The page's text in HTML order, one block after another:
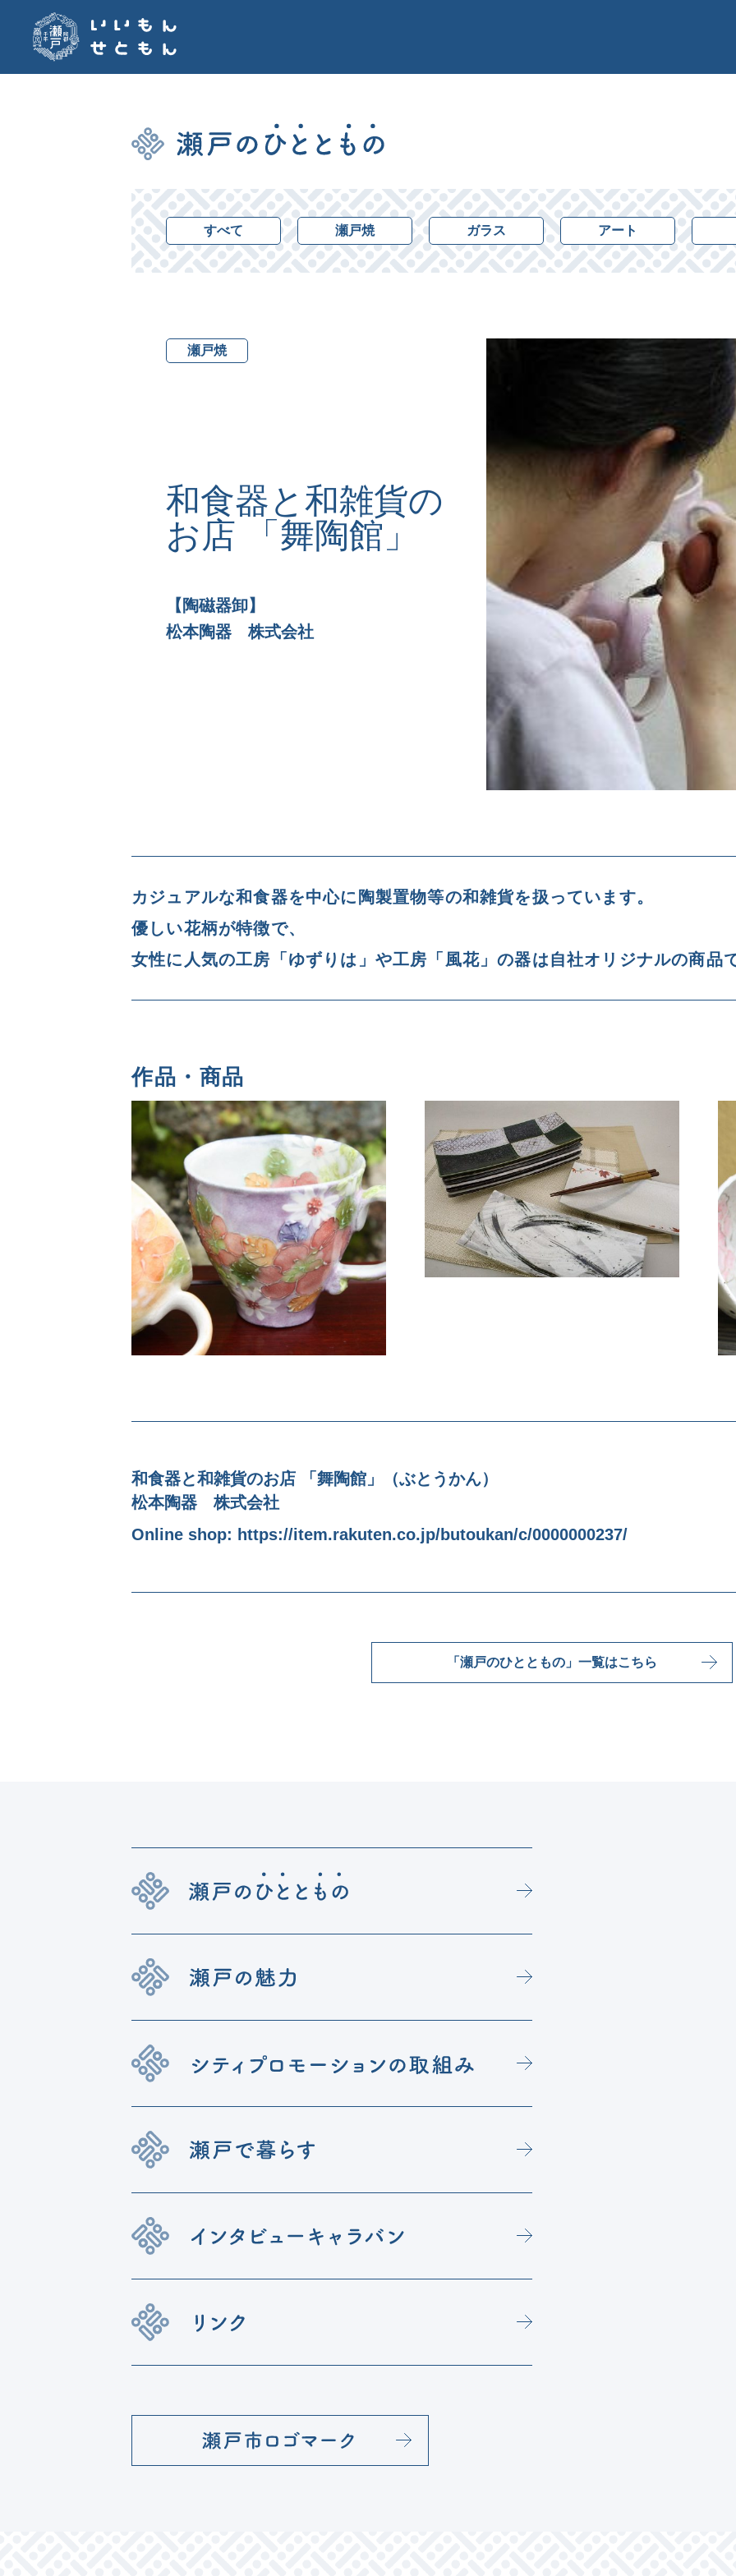
すべて 瀬戸焼 ガラス アート
瀬戸焼
和食器と和雑貨の
お店 「舞陶館」
【陶磁器卸】
松本陶器 株式会社
カジュアルな和食器を中心に陶製置物等の和雑貨を扱っています。
優しい花柄が特徴で、
女性に人気の工房「ゆずりは」や工房「風花」の器は自社オリジナルの商品
作品・商品
和食器と和雑貨のお店 「舞陶館」（ぶとうかん）
松本陶器 株式会社
Online shop: https://item.rakuten.co.jp/butoukan/c/0000000237/
「瀬戸のひとともの」一覧はこちら